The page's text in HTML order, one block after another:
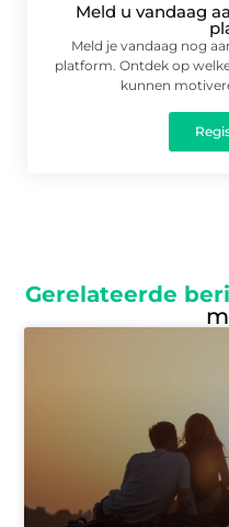
Meld u vandaag
Meld je vandaag nog
platform. Ontdek op
kunnen
Gerelateerde